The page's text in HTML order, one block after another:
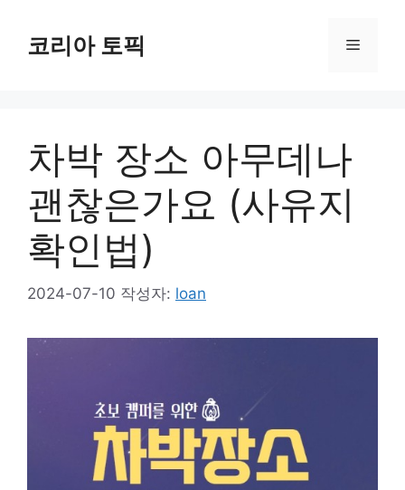
코리아 토픽 메
차박 장소 아무데나
괜찮은가요 (사유지
확인법)
2024-07-10 작성자: loan